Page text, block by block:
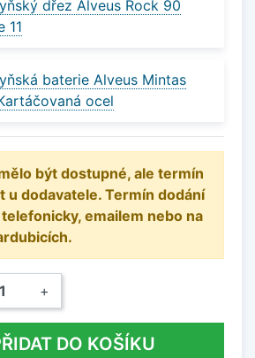
dřez Alveus Rock 90
11
baterie Alveus Mintas
ocel
být dostupné, ale termín
u dodavatele. Termín dodání
emailem nebo na
+
DO KOŠÍKU